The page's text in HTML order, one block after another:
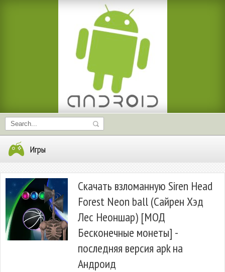
Игры
Скачать взломанную Siren Head
Forest Neon ball (Сайрен Хэд
Лес Неоншар) [МОД
Бесконечные монеты] -
последняя версия apk на
Андроид